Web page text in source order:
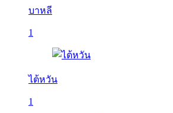
บาหลี
1
ไต้หวัน
1